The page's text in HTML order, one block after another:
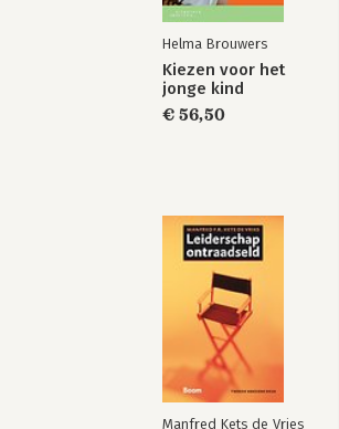
Helma Brouwers
Kiezen voor het
jonge kind
€ 56,50
Manfred Kets de Vries